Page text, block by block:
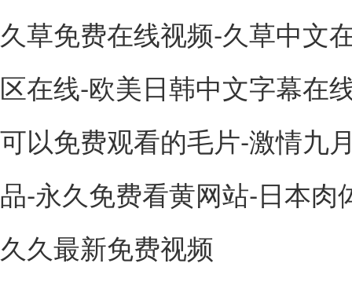
久草免费在线视频-久草中文
区在线-欧美日韩中文字幕在
可以免费观看的毛片-激情九
品-永久免费看黄网站-日本
久久最新免费视频